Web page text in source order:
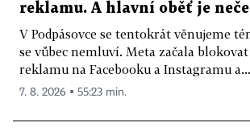
reklamu. A hlavní oběť je
V Podpásovce se tentokrát věnujeme
se vůbec nemluví. Meta začala
reklamu na Facebooku a Instagramu a...
7. 8. 2026 ▪ 55:23 min.